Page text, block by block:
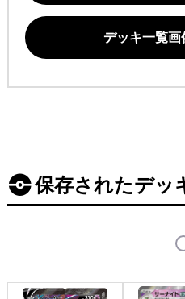
デッキ一覧画
保存されたデッ